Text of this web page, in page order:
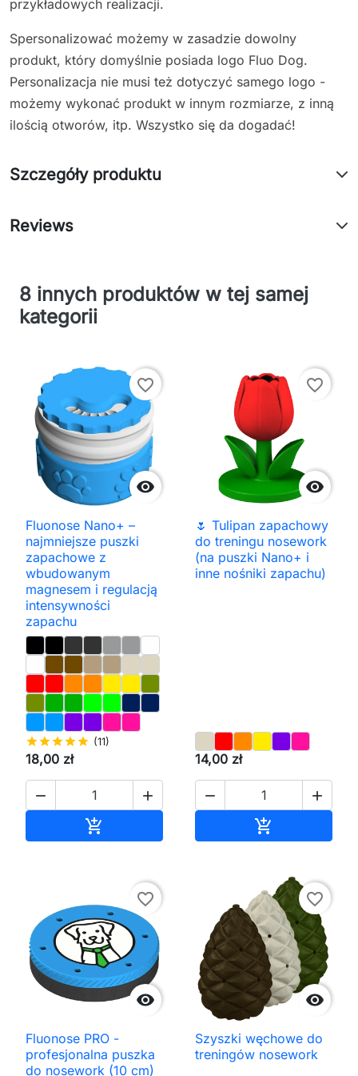
przykładowych realizacji.
Spersonalizować możemy w zasadzie dowolny
produkt, który domyślnie posiada logo Fluo Dog.
Personalizacja nie musi też dotyczyć samego logo -
możemy wykonać produkt w innym rozmiarze, z inną
ilością otworów, itp. Wszystko się da dogadać!
Szczegóły produktu
Reviews
8 innych produktów w tej samej
kategorii

favorite_border
Fluonose Nano+ –
najmniejsze puszki
zapachowe z
wbudowanym
magnesem i regulacją
intensywności
zapachu
starstarstarstarstar (11)
18,00 zł
 


favorite_border
🌷 Tulipan zapachowy
do treningu nosework
(na puszki Nano+ i
inne nośniki zapachu)
14,00 zł
 


favorite_border
Fluonose PRO -
profesjonalna puszka
do nosework (10 cm)

favorite_border
Szyszki węchowe do
treningów nosework